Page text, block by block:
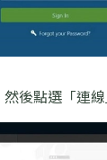
後點選「連線